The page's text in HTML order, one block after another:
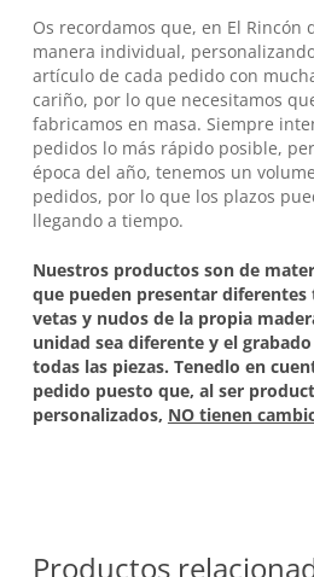
Os recordamos que, en El Rincón
manera individual,
artículo de cada pedido con
cariño, por lo que necesitamos
fabricamos en masa. Siempre
pedidos lo más rápido posible,
época del año, tenemos un
pedidos, por lo que los plazos
llegando a tiempo.
Nuestros productos son de
que pueden presentar
vetas y nudos de la propia
unidad sea diferente y el
todas las piezas. Tenedlo en
pedido puesto que, al ser
personalizados, NO tienen
Productos